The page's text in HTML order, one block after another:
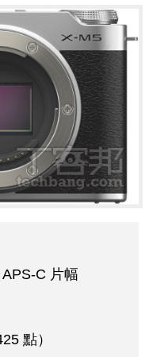
C 片幅
點）